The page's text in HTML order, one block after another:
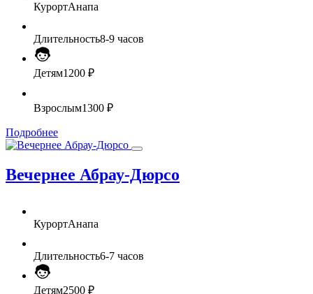
КурортАнапа
Длительность8-9 часов
Детям1200 ₽
Взрослым1300 ₽
Подробнее
Вечернее Абрау-Дюрсо
КурортАнапа
Длительность6-7 часов
Детям2500 ₽